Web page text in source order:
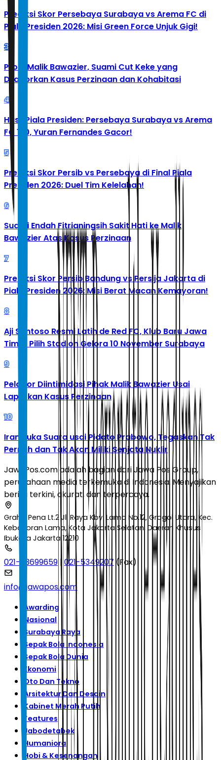
Prediksi Skor Persebaya Surabaya vs Arema FC di
Piala Presiden 2026: Misi Green Force Unjuk Gigi!
3
Profil Malik Bawazier, Suami Cut Keke yang
Dilaporkan Kasus Perzinaan dan Kohabitasi
4
Hasil Piala Presiden: Persebaya Surabaya vs Arema
FC 1-0, Yuran Fernandes Gacor!
5
Prediksi Skor Persib vs Persebaya di Final Piala
Presiden 2026: Duel Tim Kelelahan!
6
Suami Endah Fitrianingsih Sakit Hati ke Malik
Bawazier Atas Kasus Perzinaan
7
Prediksi Skor Persib Bandung vs Persija Jakarta di
Piala Presiden 2026: Misi Berat Macan Kemayoran!
8
Aji Santoso Resmi Latih de Red FC, Klub Baru Jawa
Timur Pilih Stadion Gelora 10 November Surabaya
9
Pelapor Diintimidasi Pihak Malik Bawazier Usai
Laporkan Kasus Perzinaan
10
Iran Buka Suara usai Pidato Prabowo, Tegaskan Tak
Pernah dan Tak Akan Miliki Senjata Nuklir
JawaPos.com adalah bagian dari Jawa Pos Group,
perusahaan media terkemuka di Indonesia. Menyajikan
berita terkini, akurat, dan terpercaya.
Graha Pena Lt.2 Jl. Raya Kby. Lama No.12, Grogol Utara, Kec.
Kebayoran Lama, Kota Jakarta Selatan, Daerah Khusus
Ibukota Jakarta 12210
021-53699659 | 021-5349207 (Fax)
info@jawapos.com
Awarding
Nasional
Surabaya Raya
Sepak Bola Indonesia
Sepak Bola Dunia
Ekonomi
Oto Dan Tekno
Arsitektur Dan Desain
Kabinet Merah Putih
Features
Jabodetabek
Humaniora
Hobi & Kesenangan